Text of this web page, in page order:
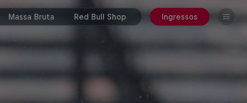
Massa Bruta Red Bull Shop Ingressos